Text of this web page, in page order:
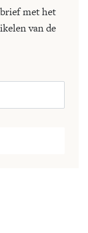
met het
van de